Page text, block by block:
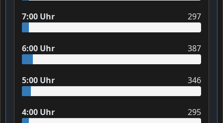
7:00 Uhr 297
6:00 Uhr 387
5:00 Uhr 346
4:00 Uhr 295